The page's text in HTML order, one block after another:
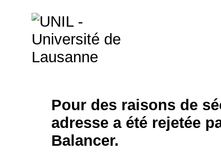
Pour des raisons de
adresse a été rejetée
Balancer.